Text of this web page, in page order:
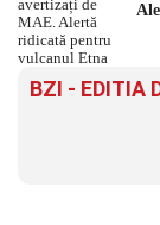
BZI - EDITIA